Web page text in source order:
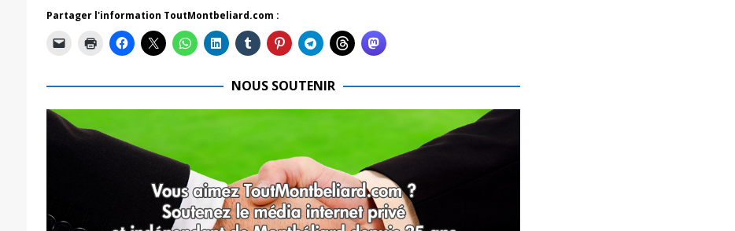
Partager l'information ToutMontbeliard.com :
NOUS SOUTENIR